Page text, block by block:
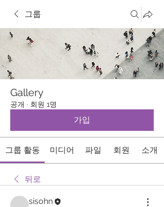
그룹
Gallery
공개 · 회원 1명
가입
그룹 활동 미디어 파일 회원 소개
뒤로
sisohn